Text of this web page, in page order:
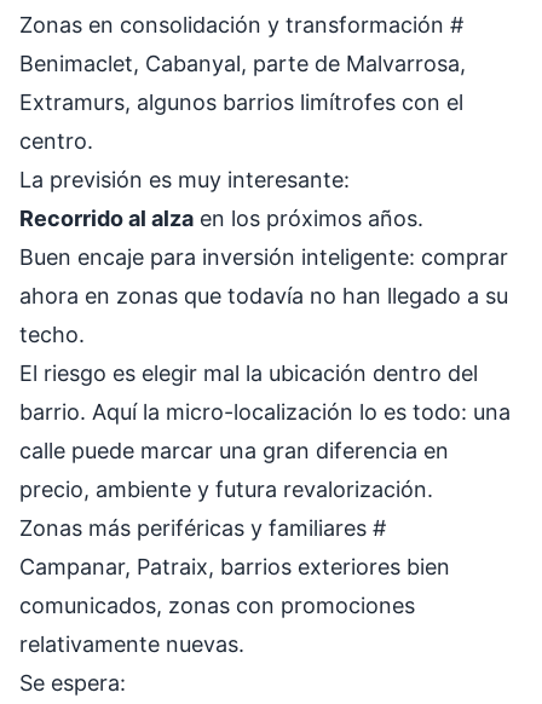
Zonas en consolidación y transformación #
Benimaclet, Cabanyal, parte de Malvarrosa,
Extramurs, algunos barrios limítrofes con el
centro.
La previsión es muy interesante:
Recorrido al alza en los próximos años.
Buen encaje para inversión inteligente: comprar
ahora en zonas que todavía no han llegado a su
techo.
El riesgo es elegir mal la ubicación dentro del
barrio. Aquí la micro-localización lo es todo: una
calle puede marcar una gran diferencia en
precio, ambiente y futura revalorización.
Zonas más periféricas y familiares #
Campanar, Patraix, barrios exteriores bien
comunicados, zonas con promociones
relativamente nuevas.
Se espera: